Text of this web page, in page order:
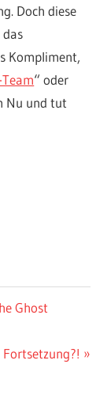
Doch diese
Kompliment,
“ oder
Nu und tut
Ghost